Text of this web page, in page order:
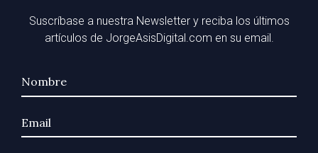
Suscríbase a nuestra Newsletter y reciba los últimos
artículos de JorgeAsisDigital.com en su email.